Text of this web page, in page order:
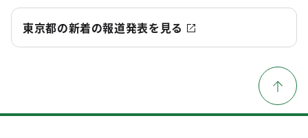
東京都の新着の報道発表を見る